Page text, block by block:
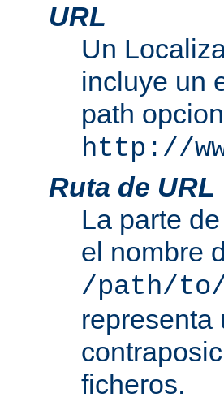
URL
Un
incluye un
path
http://
Ruta de URL
La parte
el nombre
/path/
representa
ficheros.